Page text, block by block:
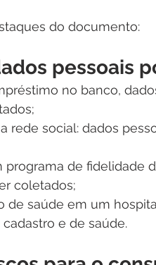
do documento:
pessoais
no banco,
rede social: dados
programa de fidelidade
coletados;
de saúde em um
e de saúde.